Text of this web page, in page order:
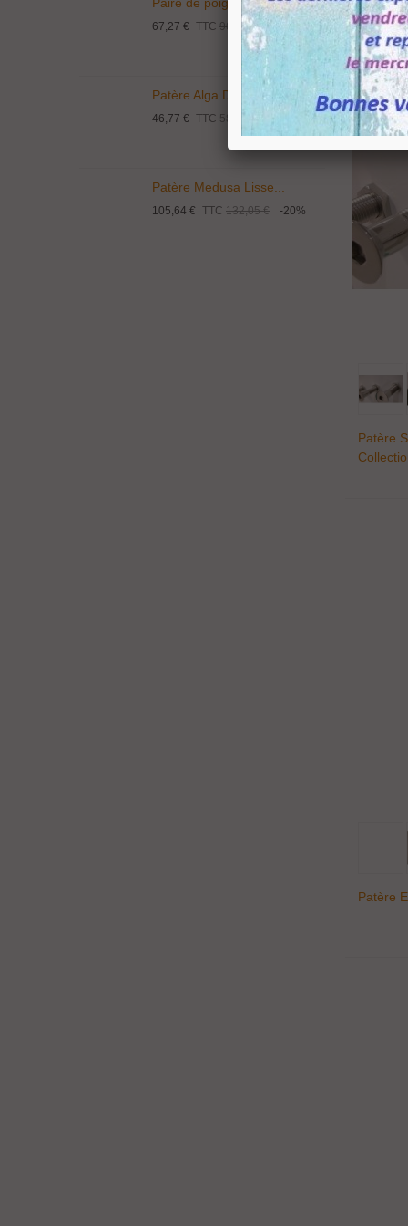
67,27 € TTC 96,10 € -30%
Patère Alga Design...
46,77 € TTC 58,46 € -20%
Patère Medusa Lisse...
105,64 € TTC 132,05 € -20%
Patère
Patère